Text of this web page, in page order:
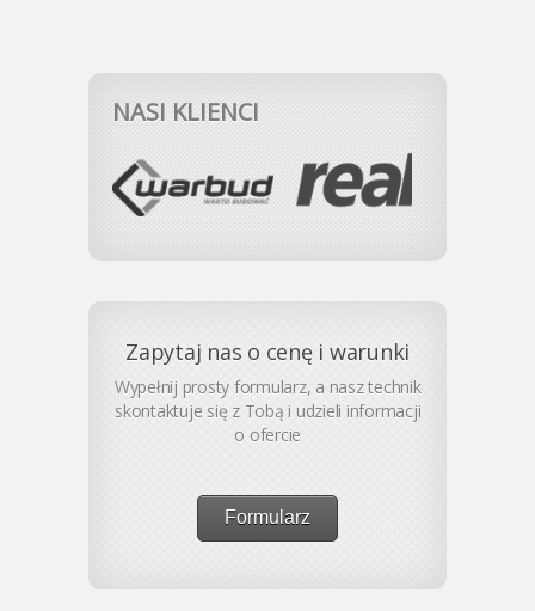
NASI KLIENCI
Zapytaj nas o cenę i warunki
Wypełnij prosty formularz, a nasz technik
skontaktuje się z Tobą i udzieli informacji
o ofercie
Formularz